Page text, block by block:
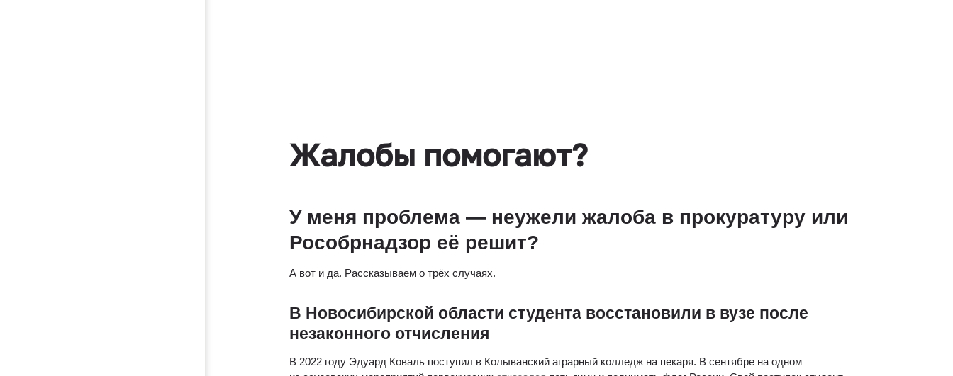
Жалобы помогают?
У меня проблема — неужели жалоба в прокуратуру или
Рособрнадзор её решит?
А вот и да. Рассказываем о трёх случаях.
В Новосибирской области студента восстановили в вузе после
незаконного отчисления
В 2022 году Эдуард Коваль поступил в Колыванский аграрный колледж на пекаря. В сентябре на одном